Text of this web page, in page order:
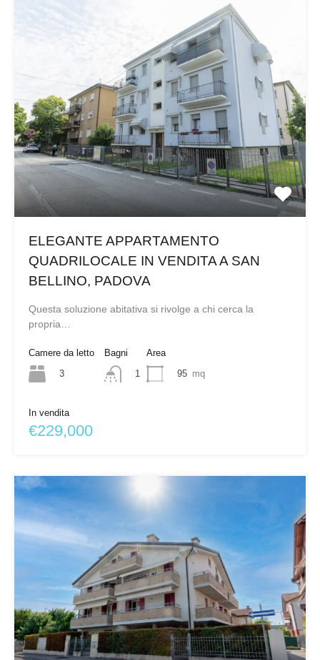
ELEGANTE APPARTAMENTO
QUADRILOCALE IN VENDITA A SAN
BELLINO, PADOVA
Questa soluzione abitativa si rivolge a chi cerca la
propria…
Camere da letto
3
Bagni
1
Area
95 mq
In vendita
€229,000